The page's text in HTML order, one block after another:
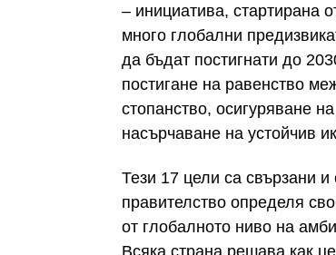
– инициатива, стартирана
много глобални
да бъдат постигнати до
постигане на равенство
стопанство, осигуряване
насърчаване на устойчив
Тези 17 цели са свързани и
правителство определя
от глобалното ниво на